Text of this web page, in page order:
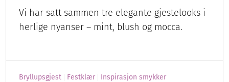
Vi har satt sammen tre elegante gjestelooks i
herlige nyanser – mint, blush og mocca.
Bryllupsgjest Festklær Inspirasjon smykker